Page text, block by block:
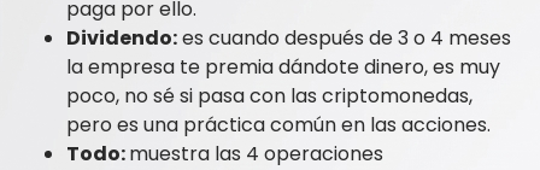
paga por ello.
Dividendo:es cuando después de 3 o 4 meses
la empresa te premia dándote dinero, es muy
poco, no sé si pasa con las criptomonedas,
pero es una práctica común en las acciones.
Todo:muestra las 4 operaciones